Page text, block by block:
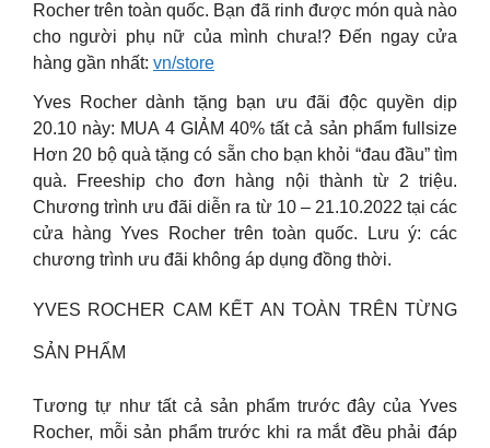
Rocher trên toàn quốc. Bạn đã rinh được món quà nào
cho người phụ nữ của mình chưa!? Đến ngay cửa
hàng gần nhất: vn/store
Yves Rocher dành tặng bạn ưu đãi độc quyền dịp
20.10 này: MUA 4 GIẢM 40% tất cả sản phẩm fullsize
Hơn 20 bộ quà tặng có sẵn cho bạn khỏi “đau đầu” tìm
quà. Freeship cho đơn hàng nội thành từ 2 triệu.
Chương trình ưu đãi diễn ra từ 10 – 21.10.2022 tại các
cửa hàng Yves Rocher trên toàn quốc. Lưu ý: các
chương trình ưu đãi không áp dụng đồng thời.
YVES ROCHER CAM KẾT AN TOÀN TRÊN TỪNG
SẢN PHẨM
Tương tự như tất cả sản phẩm trước đây của Yves
Rocher, mỗi sản phẩm trước khi ra mắt đều phải đáp